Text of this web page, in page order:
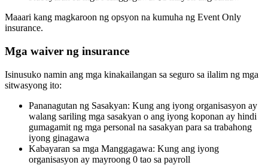
Maaari kang magkaroon ng opsyon na kumuha ng Event Only
insurance.
Mga waiver ng insurance
Isinusuko namin ang mga kinakailangan sa seguro sa ilalim ng mga
sitwasyong ito:
Pananagutan ng Sasakyan: Kung ang iyong organisasyon ay
walang sariling mga sasakyan o ang iyong koponan ay hindi
gumagamit ng mga personal na sasakyan para sa trabahong
iyong ginagawa
Kabayaran sa mga Manggagawa: Kung ang iyong
organisasyon ay mayroong 0 tao sa payroll